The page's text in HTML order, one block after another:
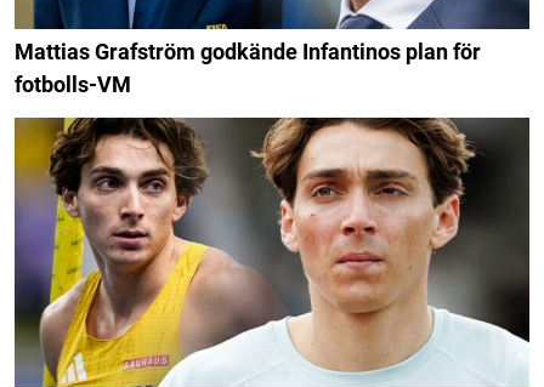
Mattias Grafström godkände Infantinos plan för
fotbolls-VM